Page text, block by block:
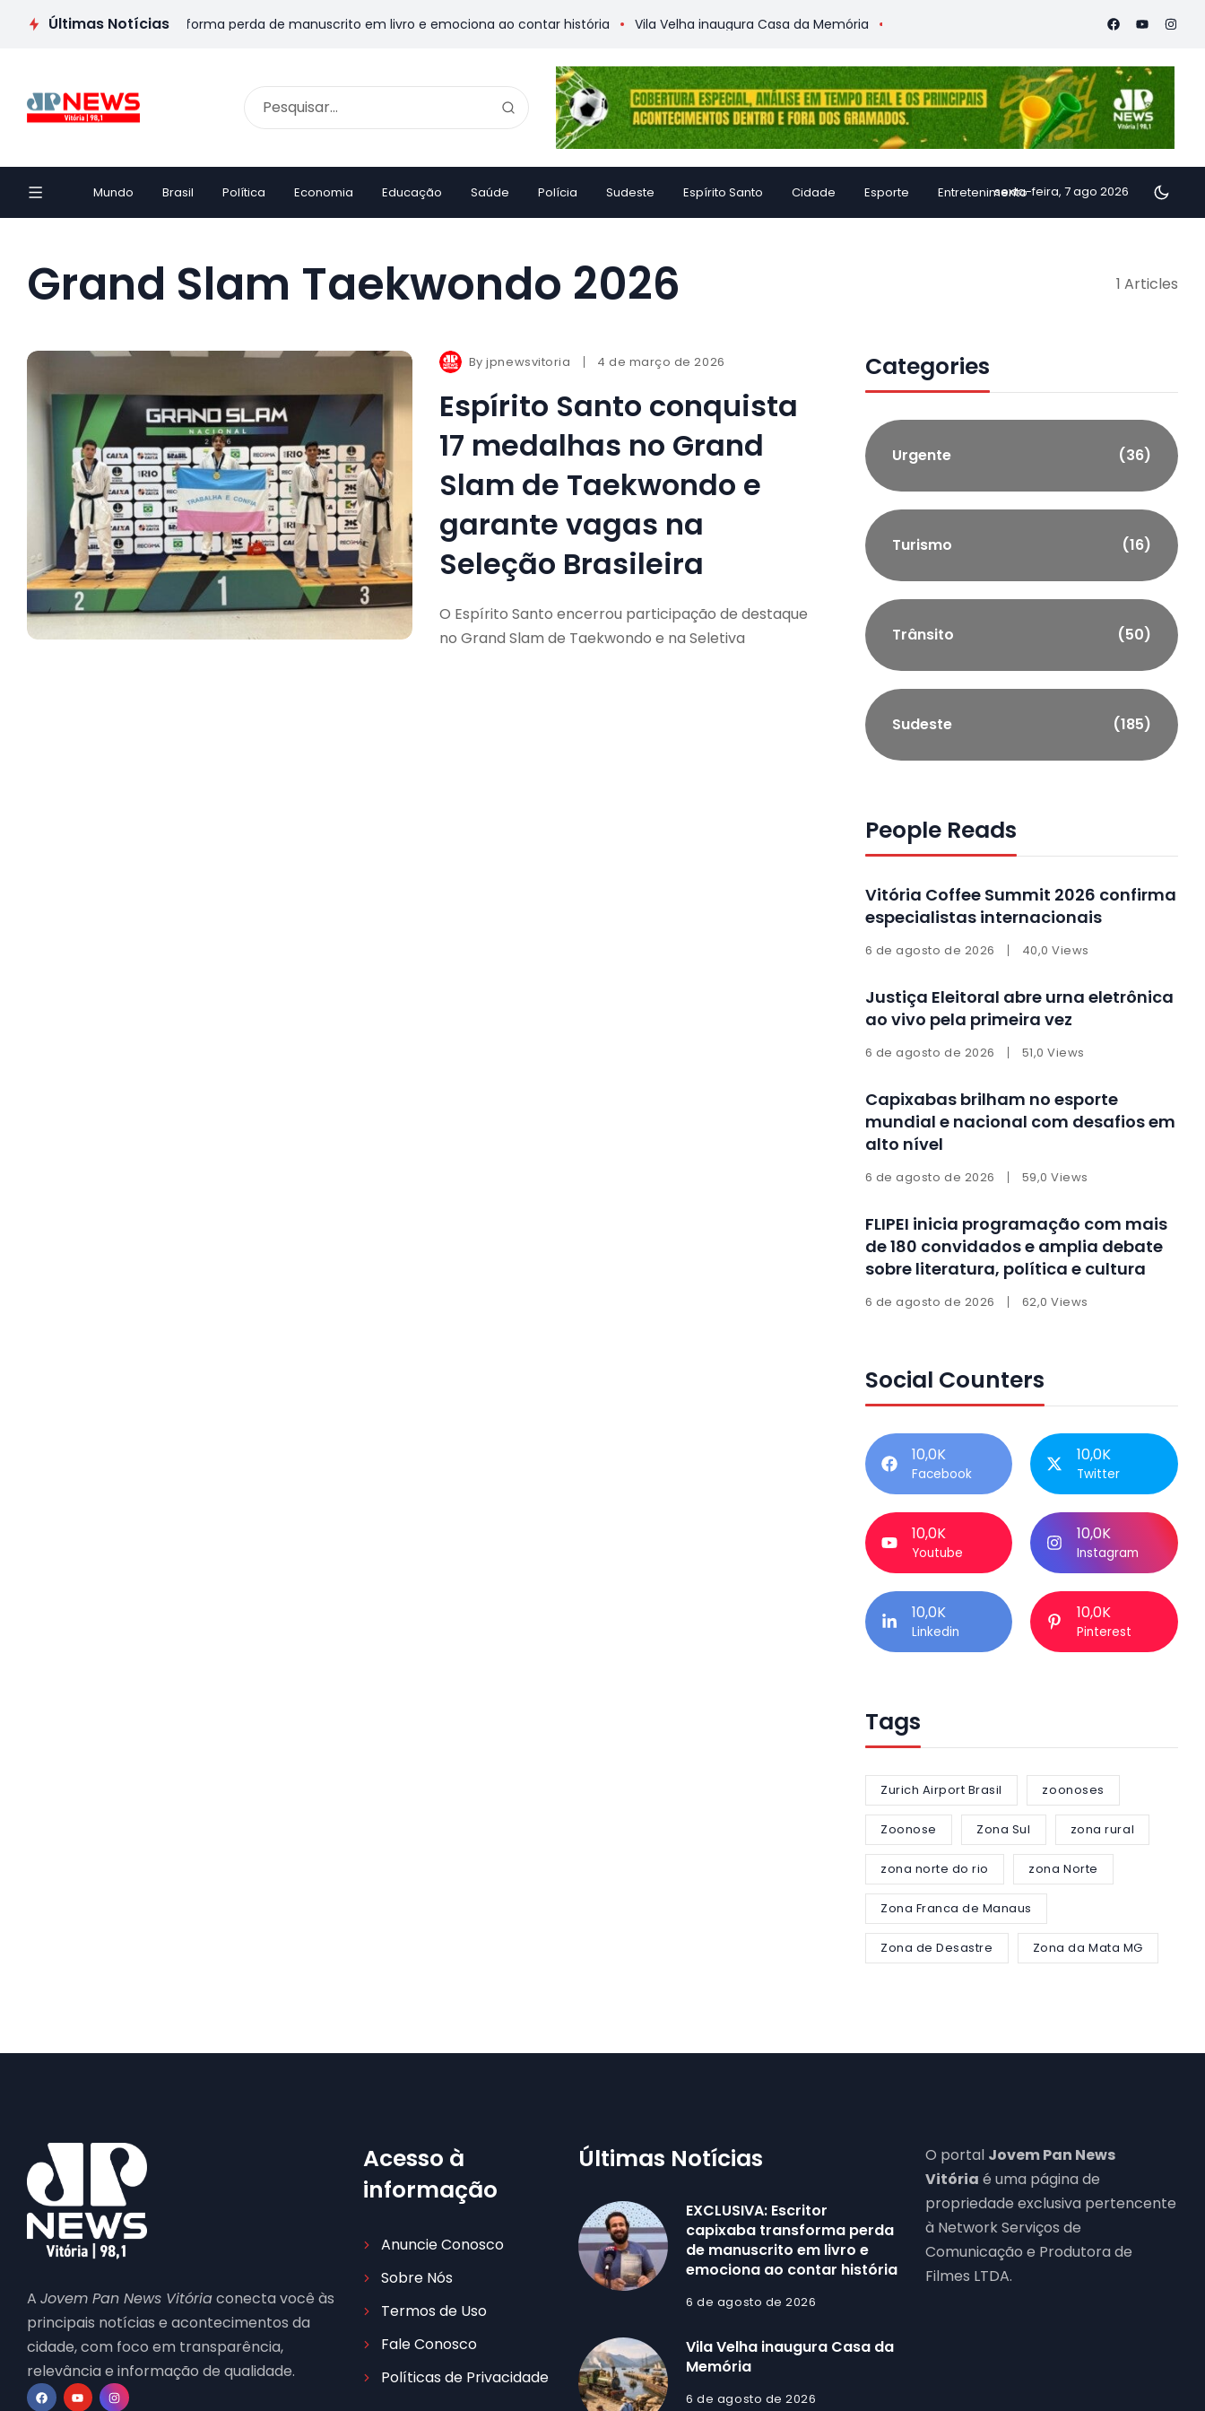
Últimas Notícias
Escritor capixaba transforma perda de manuscrito em livro e emociona ao contar história Vila Velha inaugura Casa da Memória Vitória Coffee Summit 2026 confirma especialistas
Mundo Brasil Política Economia Educação Saúde Polícia Sudeste Espírito Santo Cidade Esporte Entretenimentosexta-feira, 7 ago 2026
Grand Slam Taekwondo 2026 1 Articles
Byjpnewsvitoria 4 de março de 2026
Espírito Santo conquista
17 medalhas no Grand
Slam de Taekwondo e
garante vagas na
Seleção Brasileira
O Espírito Santo encerrou participação de destaque
no Grand Slam de Taekwondo e na Seletiva
Categories
Urgente (36)
Turismo (16)
Trânsito (50)
Sudeste (185)
People Reads
Vitória Coffee Summit 2026 confirma
especialistas internacionais
6 de agosto de 2026 40,0 Views
Justiça Eleitoral abre urna eletrônica
ao vivo pela primeira vez
6 de agosto de 2026 51,0 Views
Capixabas brilham no esporte
mundial e nacional com desafios em
alto nível
6 de agosto de 2026 59,0 Views
FLIPEI inicia programação com mais
de 180 convidados e amplia debate
sobre literatura, política e cultura
6 de agosto de 2026 62,0 Views
Social Counters
10,0K
Facebook
10,0K
Twitter
10,0K
Youtube
10,0K
Instagram
10,0K
Linkedin
10,0K
Pinterest
Tags
Zurich Airport Brasil zoonoses
Zoonose Zona Sul zona rural
zona norte do rio zona Norte
Zona Franca de Manaus
Zona de Desastre Zona da Mata MG
A Jovem Pan News Vitóriaconecta você às
principais notícias e acontecimentos da
cidade, com foco em transparência,
relevância e informação de qualidade.
Acesso à
informação
Anuncie Conosco
Sobre Nós
Termos de Uso
Fale Conosco
Políticas de Privacidade
Últimas Notícias
EXCLUSIVA: Escritor
capixaba transforma perda
de manuscrito em livro e
emociona ao contar história
6 de agosto de 2026
Vila Velha inaugura Casa da
Memória
6 de agosto de 2026
O portal Jovem Pan News
Vitória é uma página de
propriedade exclusiva pertencente
à Network Serviços de
Comunicação e Produtora de
Filmes LTDA.